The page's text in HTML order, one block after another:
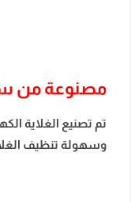
مصنوعة من ستانلس
وسهولة تنظيف